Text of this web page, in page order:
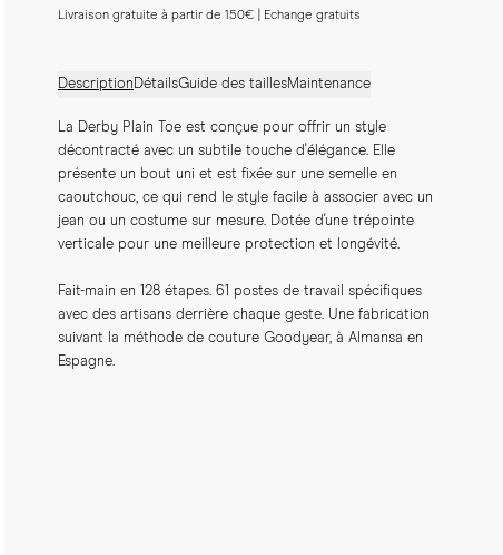
Livraison gratuite à partir de 150€ | Echange gratuits
DescriptionDétailsGuide des taillesMaintenance
La Derby Plain Toe est conçue pour offrir un style
décontracté avec un subtile touche d'élégance. Elle
présente un bout uni et est fixée sur une semelle en
caoutchouc, ce qui rend le style facile à associer avec un
jean ou un costume sur mesure. Dotée d'une trépointe
verticale pour une meilleure protection et longévité.
Fait-main en 128 étapes. 61 postes de travail spécifiques
avec des artisans derrière chaque geste. Une fabrication
suivant la méthode de couture Goodyear, à Almansa en
Espagne.